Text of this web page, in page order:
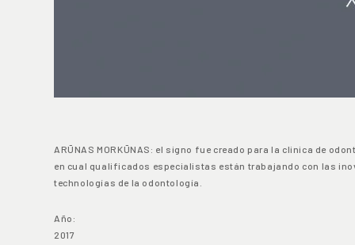
ARŪNAS MORKŪNAS: el signo fue creado para la clinica de
en cual qualificados especialistas están trabajando con las
technologías de la odontología.
Año:
2017